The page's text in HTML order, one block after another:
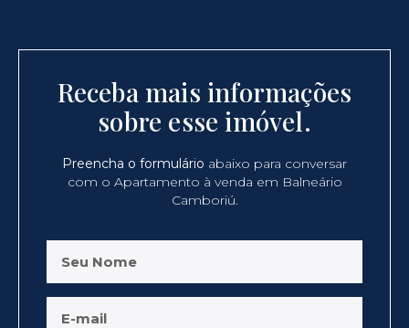
Receba mais informações
sobre esse imóvel.
Preencha o formulário abaixo para conversar
com o Apartamento à venda em Balneário
Camboriú.